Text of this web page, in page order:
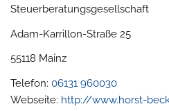
Steuerberatungsgesellschaft
Adam-Karrillon-Straße 25
55118 Mainz
Telefon:06131 960030
Webseite: http://www.horst-